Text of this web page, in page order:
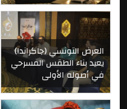
العرض التونسي (جاكراندا)
يعيد بناء الطقس المسرحي
في أصوله الأولى